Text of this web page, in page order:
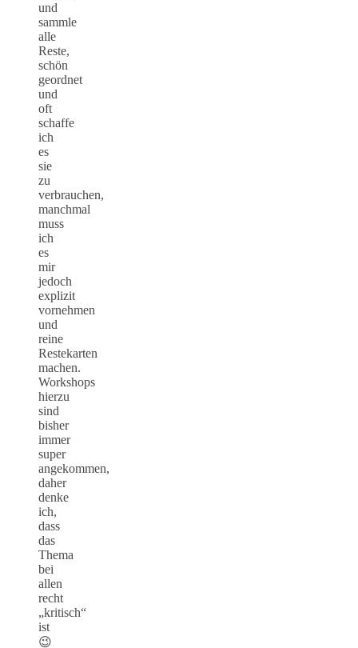
und
sammle
alle
Reste,
schön
geordnet
und
oft
schaffe
ich
es
sie
zu
verbrauchen,
manchmal
muss
ich
es
mir
jedoch
explizit
vornehmen
und
reine
Restekarten
machen.
Workshops
hierzu
sind
bisher
immer
super
angekommen,
daher
denke
ich,
dass
das
Thema
bei
allen
recht
„kritisch“
ist
😉